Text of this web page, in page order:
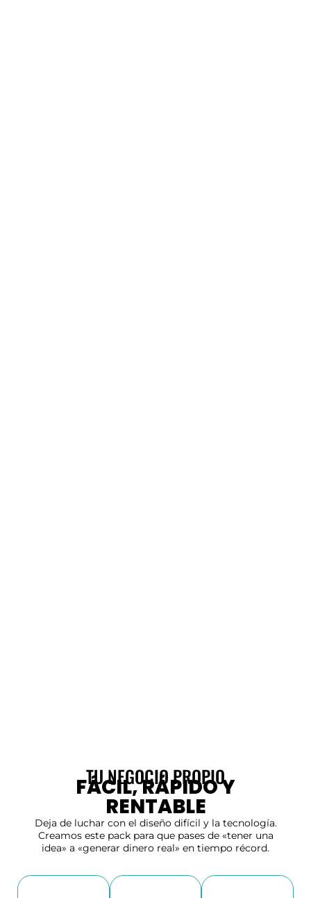
TU NEGOCIO PROPIO
FÁCIL, RÁPIDO Y
RENTABLE
Deja de luchar con el diseño difícil y la tecnología.
Creamos este pack para que pases de «tener una
idea» a «generar dinero real» en tiempo récord.